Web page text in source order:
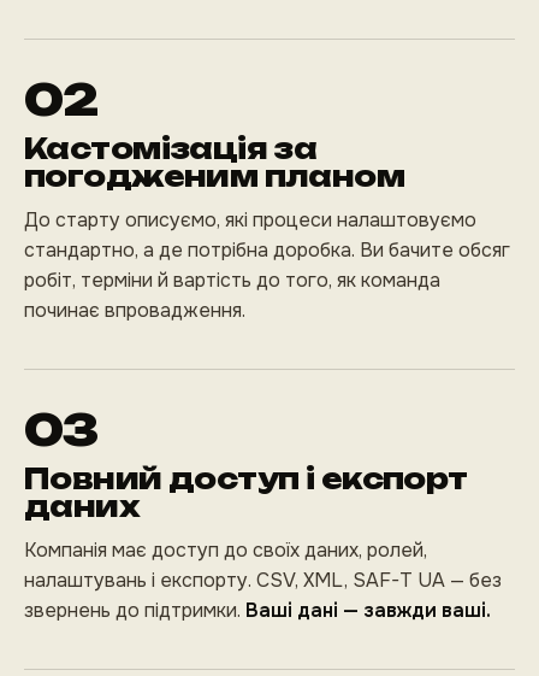
02
Кастомізація за
погодженим планом
До старту описуємо, які процеси налаштовуємо
стандартно, а де потрібна доробка. Ви бачите обсяг
робіт, терміни й вартість до того, як команда
починає впровадження.
03
Повний доступ і експорт
даних
Компанія має доступ до своїх даних, ролей,
налаштувань і експорту. CSV, XML, SAF-T UA — без
звернень до підтримки. Ваші дані — завжди ваші.